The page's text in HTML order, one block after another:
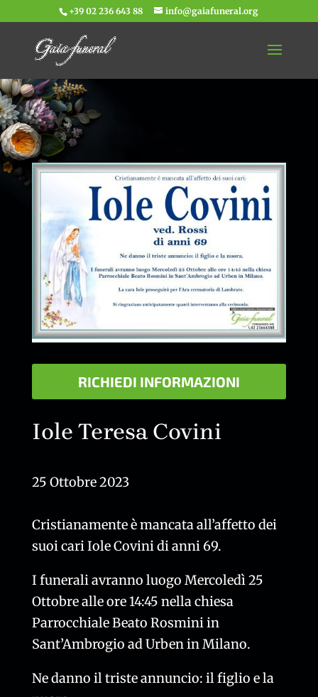
+39 02 236 643 88 info@gaiafuneral.org
RICHIEDI INFORMAZIONI
Iole Teresa Covini
25 Ottobre 2023
Cristianamente è mancata all’affetto dei
suoi cari Iole Covini di anni 69.
I funerali avranno luogo Mercoledì 25
Ottobre alle ore 14:45 nella chiesa
Parrocchiale Beato Rosmini in
Sant’Ambrogio ad Urben in Milano.
Ne danno il triste annuncio: il figlio e la